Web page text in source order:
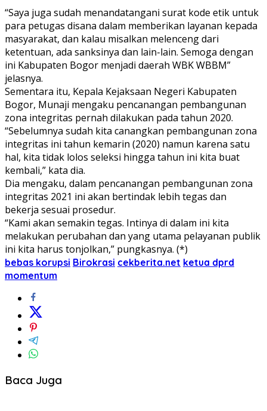
“Saya juga sudah menandatangani surat kode etik untuk
para petugas disana dalam memberikan layanan kepada
masyarakat, dan kalau misalkan melenceng dari
ketentuan, ada sanksinya dan lain-lain. Semoga dengan
ini Kabupaten Bogor menjadi daerah WBK WBBM”
jelasnya.
Sementara itu, Kepala Kejaksaan Negeri Kabupaten
Bogor, Munaji mengaku pencanangan pembangunan
zona integritas pernah dilakukan pada tahun 2020.
“Sebelumnya sudah kita canangkan pembangunan zona
integritas ini tahun kemarin (2020) namun karena satu
hal, kita tidak lolos seleksi hingga tahun ini kita buat
kembali,” kata dia.
Dia mengaku, dalam pencanangan pembangunan zona
integritas 2021 ini akan bertindak lebih tegas dan
bekerja sesuai prosedur.
“Kami akan semakin tegas. Intinya di dalam ini kita
melakukan perubahan dan yang utama pelayanan publik
ini kita harus tonjolkan,” pungkasnya. (*)
bebas korupsi Birokrasi cekberita.net ketua dprd
momentum
Baca Juga